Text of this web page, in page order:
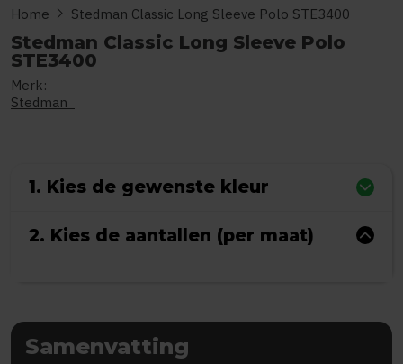
Home chevron_right Stedman Classic Long Sleeve Polo STE3400
Stedman Classic Long Sleeve Polo
STE3400
Merk:
Stedman
1. Kies de gewenste kleur
2. Kies de aantallen (per maat)
Samenvatting